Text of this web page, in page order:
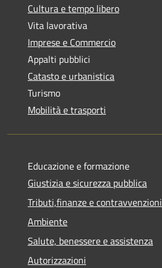
Cultura e tempo libero
Vita lavorativa
Imprese e Commercio
Appalti pubblici
Catasto e urbanistica
Turismo
Mobilità e trasporti
Educazione e formazione
Giustizia e sicurezza pubblica
Tributi,finanze e contravvenzioni
Ambiente
Salute, benessere e assistenza
Autorizzazioni